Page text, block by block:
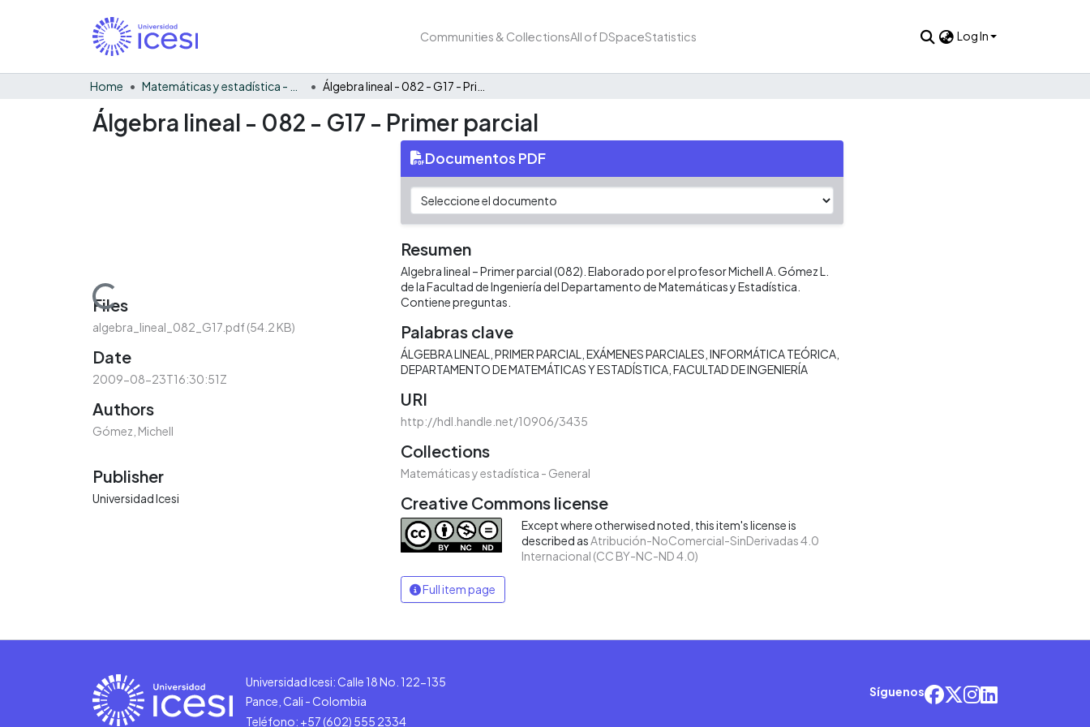
Communities & CollectionsAll of DSpaceStatistics Log In
Home
Álgebra lineal - 082 - G17 - Primer parcial
Loading...
Files
algebra_lineal_082_G17.pdf(54.2 KB)
Date
2009-08-23T16:30:51Z
Authors
Gómez, Michell
Publisher
Universidad Icesi
Documentos PDF
Resumen
Algebra lineal – Primer parcial (082). Elaborado por el profesor Michell A. Gómez L.
de la Facultad de Ingeniería del Departamento de Matemáticas y Estadística.
Contiene preguntas.
Palabras clave
ÁLGEBRA LINEAL PRIMER PARCIAL EXÁMENES PARCIALES INFORMÁTICA TEÓRICA
DEPARTAMENTO DE MATEMÁTICAS Y ESTADÍSTICA FACULTAD DE INGENIERÍA
URI
http://hdl.handle.net/10906/3435
Collections
Matemáticas y estadística - General
Creative Commons license
Except where otherwised noted, this item's license is
described as Atribución-NoComercial-SinDerivadas 4.0
Internacional (CC BY-NC-ND 4.0)
Full item page
Universidad Icesi: Calle 18 No. 122-135
Pance, Cali - Colombia
Teléfono: +57 (602) 555 2334
Síguenos